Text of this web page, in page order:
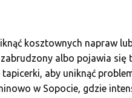
kosztownych napraw
albo pojawia się
aby uniknąć
w Sopocie, gdzie